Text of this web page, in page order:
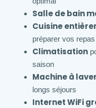
Salle de bain
Cuisine
préparer vos
Climatisation
saison
Machine à laver
longs séjours
Internet WiFi